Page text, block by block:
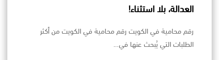
العدالة، بلا استثناء!
رقم محامية في الكويت رقم محامية في الكويت من أكثر
الطلبات التي يُبحث عنها في…